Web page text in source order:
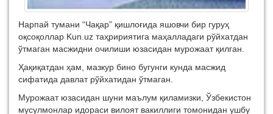
Нарпай тумани “Чақар” қишлоғида яшовчи бир гуруҳ
оқсоқоллар Kun.uz таҳририятига маҳалладаги рўйхатдан
ўтмаган масжидни очилиши юзасидан мурожаат қилган.
Ҳақиқатдан ҳам, мазкур бино бугунги кунда масжид
сифатида давлат рўйхатидан ўтмаган.
Мурожаат юзасидан шуни маълум қиламизки, Ўзбекистон
мусулмонлар идораси вилоят вакиллиги томонидан ушбу